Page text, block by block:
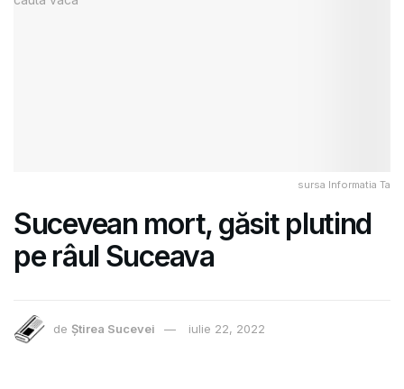
sursa Informatia Ta
Sucevean mort, găsit plutind
pe râul Suceava
de Știrea Sucevei iulie 22, 2022